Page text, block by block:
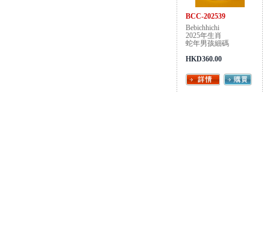
BCC-202539
Bebichhichi
2025年生肖
蛇年男孩細碼
HKD360.00